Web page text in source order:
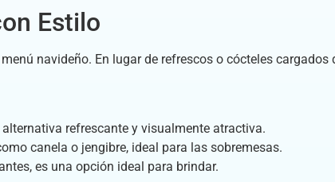
Estilo
navideño. En lugar de refrescos o cócteles cargados
alternativa refrescante y visualmente atractiva.
canela o jengibre, ideal para las sobremesas.
es una opción ideal para brindar.